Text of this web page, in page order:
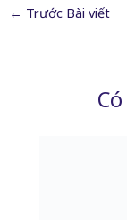
← Trước Bài viết